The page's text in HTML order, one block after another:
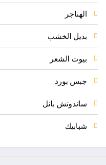
الهناجر
بديل الخشب
بيوت الشعر
جبس بورد
ساندوتش بانل
شبابيك